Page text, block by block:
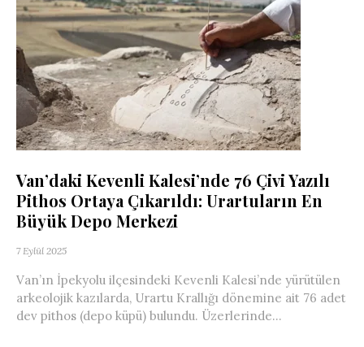
Van’daki Kevenli Kalesi’nde 76 Çivi Yazılı
Pithos Ortaya Çıkarıldı: Urartuların En
Büyük Depo Merkezi
7 Eylül 2025
Van’ın İpekyolu ilçesindeki Kevenli Kalesi’nde yürütülen
arkeolojik kazılarda, Urartu Krallığı dönemine ait 76 adet
dev pithos (depo küpü) bulundu. Üzerlerinde...